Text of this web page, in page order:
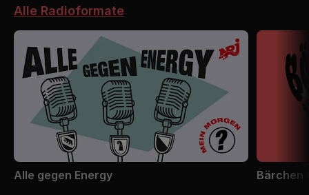
Alle Radioformate
Alle gegen Energy Bärchen